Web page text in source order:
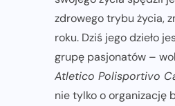
zdrowego trybu życia,
roku. Dziś jego dzieło
grupę pasjonatów –
Atletico Polisportivo
nie tylko o organizację